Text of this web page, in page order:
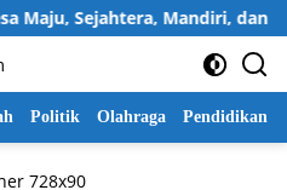
Sejahtera, Mandiri, dan
Politik Olahraga Pendidikan